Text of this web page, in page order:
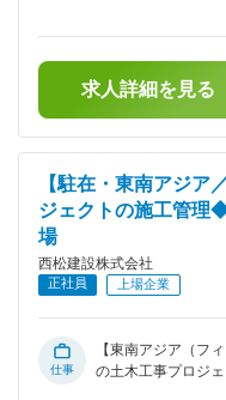
様々な幅広い案件
行っていただきます
https://
ておりますので、
ます。当案件以外
していますので随時応募
力点： より幅広い
スキルアップ、キ
す。 ■働き方： ・土日祝休みです。仮に実際に休日出勤があ
リモート可・服装
す。 ・基本的に
時間程度です。 ・
／35歳：967万／
を選択の場合はモ
金はあくまでも目
求人詳細を見る
【駐在・東南アジア
ジェクトの施工管理
場
西松建設株式会社
正社員 上場企業
仕事
【東南アジア（フ
の土木工事プロジ